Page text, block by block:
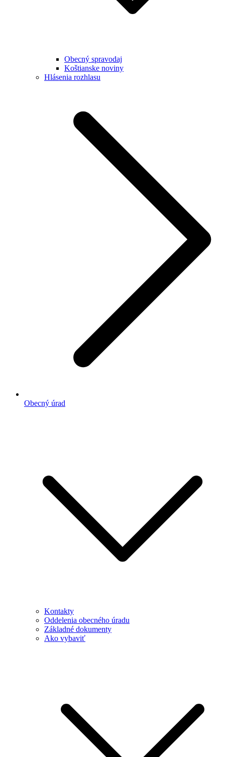
Obecný spravodaj
Koštianske noviny
Hlásenia rozhlasu
Obecný úrad
Kontakty
Oddelenia obecného úradu
Základné dokumenty
Ako vybaviť